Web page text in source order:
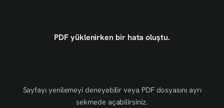
PDF yüklenirken bir hata oluştu.
Sayfayı yenilemeyi deneyebilir veya PDF dosyasını ayrı
sekmede açabilirsiniz.